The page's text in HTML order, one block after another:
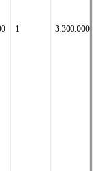
1 3.300.000